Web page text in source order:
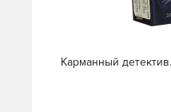
Карманный